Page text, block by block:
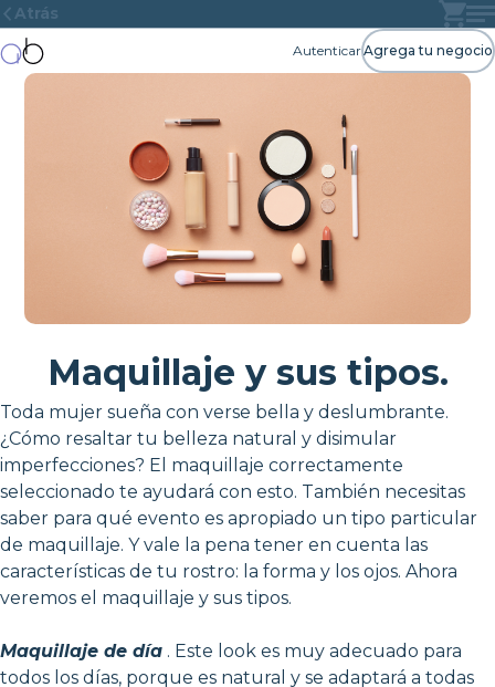
Atrás
AutenticarAgrega tu negocio
Maquillaje y sus tipos.
Toda mujer sueña con verse bella y deslumbrante.
¿Cómo resaltar tu belleza natural y disimular
imperfecciones? El maquillaje correctamente
seleccionado te ayudará con esto. También necesitas
saber para qué evento es apropiado un tipo particular
de maquillaje. Y vale la pena tener en cuenta las
características de tu rostro: la forma y los ojos. Ahora
veremos el maquillaje y sus tipos.
Maquillaje de día . Este look es muy adecuado para
todos los días, porque es natural y se adaptará a todas